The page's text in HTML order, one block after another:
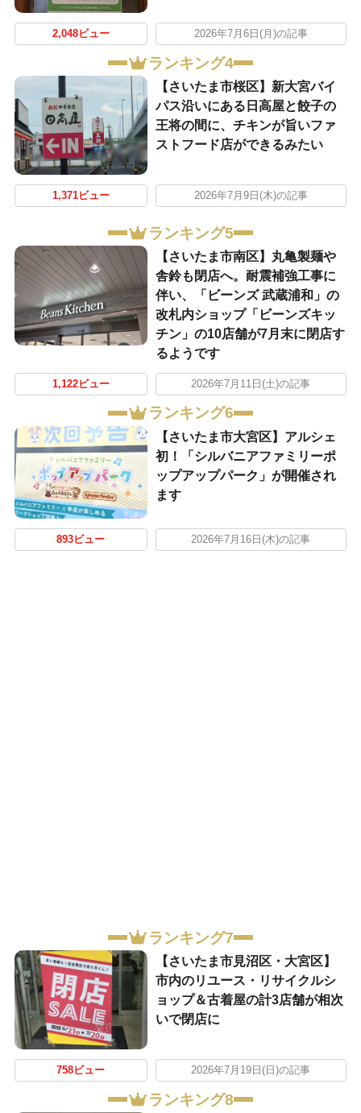
2,048ビュー 2026年7月6日(月)の記事
ランキング4
【さいたま市桜区】新大宮バイ
パス沿いにある日高屋と餃子の
王将の間に、チキンが旨いファ
ストフード店ができるみたい
1,371ビュー 2026年7月9日(木)の記事
ランキング5
【さいたま市南区】丸亀製麺や
舎鈴も閉店へ。耐震補強工事に
伴い、「ビーンズ 武蔵浦和」の
改札内ショップ「ビーンズキッ
チン」の10店舗が7月末に閉店す
るようです
1,122ビュー 2026年7月11日(土)の記事
ランキング6
【さいたま市大宮区】アルシェ
初！「シルバニアファミリーポ
ップアップパーク」が開催され
ます
893ビュー 2026年7月16日(木)の記事
ランキング7
【さいたま市見沼区・大宮区】
市内のリユース・リサイクルシ
ョップ＆古着屋の計3店舗が相次
いで閉店に
758ビュー 2026年7月19日(日)の記事
ランキング8